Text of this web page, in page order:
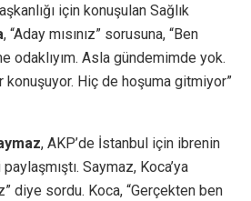
için konuşulan Sağlık
, “Aday mısınız” sorusuna, “Ben
odaklıyım. Asla gündemimde yok.
konuşuyor. Hiç de hoşuma gitmiyor”
, AKP’de İstanbul için ibrenin
Saymaz, Koca’ya
diye sordu. Koca, “Gerçekten ben